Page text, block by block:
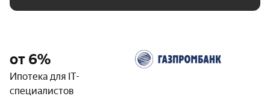
от 6%
Ипотека для IT-
специалистов